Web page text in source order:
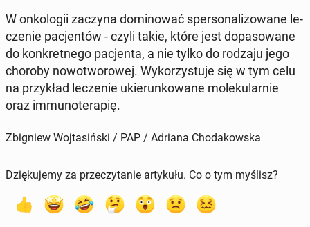
W on­ko­lo­gii zaczyna do­mi­no­wać sper­so­na­li­zo­wa­ne le­
cze­nie pa­cjen­tów - czyli takie, które jest do­pa­so­wa­ne
do kon­kret­ne­go pa­cjen­ta, a nie tylko do rodzaju jego
choroby no­wo­two­ro­wej. Wy­ko­rzy­stu­je się w tym celu
na przy­kład le­cze­nie ukie­run­ko­wa­ne mo­le­ku­lar­nie
oraz im­mu­no­te­ra­pię.
Zbigniew Wojtasiński / PAP / Adriana Chodakowska
Dziękujemy za przeczytanie artykułu. Co o tym myślisz?